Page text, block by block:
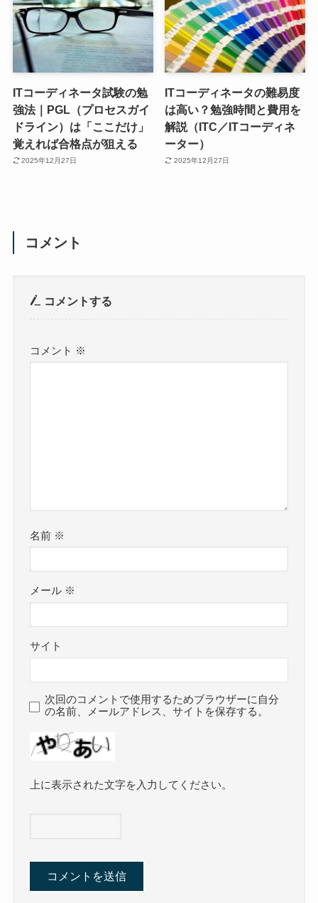
ITコーディネータ試験の勉
強法｜PGL（プロセスガイ
ドライン）は「ここだけ」
覚えれば合格点が狙える
2025年12月27日
ITコーディネータの難易度
は高い？勉強時間と費用を
解説（ITC／ITコーディネ
ーター）
2025年12月27日
コメント
コメントする
コメント ※
名前 ※
メール ※
サイト
次回のコメントで使用するためブラウザーに自分
の名前、メールアドレス、サイトを保存する。
上に表示された文字を入力してください。